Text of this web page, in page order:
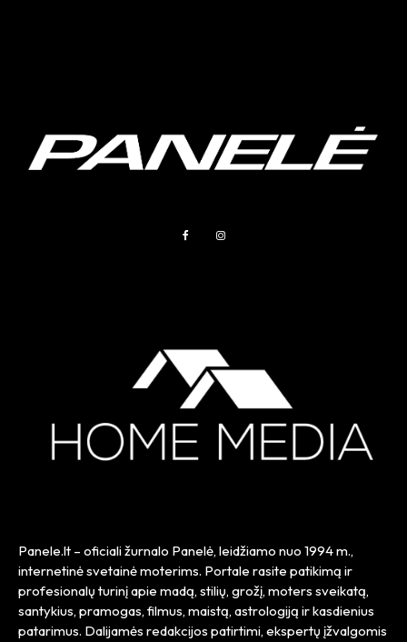
Panele.lt – oficiali žurnalo Panelė, leidžiamo nuo 1994 m.,
internetinė svetainė moterims. Portale rasite patikimą ir
profesionalų turinį apie madą, stilių, grožį, moters sveikatą,
santykius, pramogas, filmus, maistą, astrologiją ir kasdienius
patarimus. Dalijamės redakcijos patirtimi, ekspertų įžvalgomis